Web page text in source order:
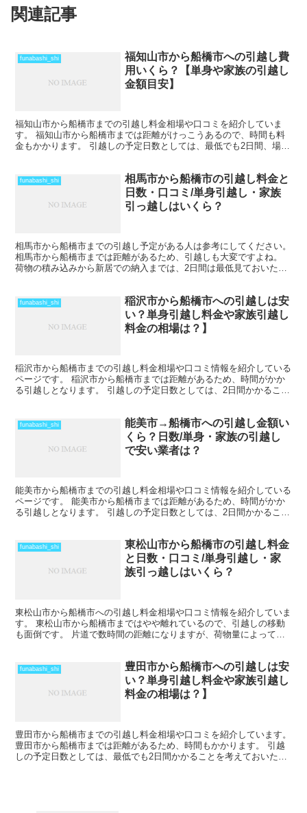
関連記事
funabashi_shi
福知山市から船橋市への引越し費
用いくら？【単身や家族の引越し
金額目安】
福知山市から船橋市までの引越し料金相場や口コミを紹介していま
す。 福知山市から船橋市までは距離がけっこうあるので、時間も料
金もかかります。 引越しの予定日数としては、最低でも2日間、場合
funabashi_shi
相馬市から船橋市の引越し料金と
日数・口コミ/単身引越し・家族
引っ越しはいくら？
相馬市から船橋市までの引越し予定がある人は参考にしてください。
相馬市から船橋市までは距離があるため、引越しも大変ですよね。
荷物の積み込みから新居での納入までは、2日間は最低見ておいた方
funabashi_shi
稲沢市から船橋市への引越しは安
い？単身引越し料金や家族引越し
料金の相場は？】
稲沢市から船橋市までの引越し料金相場や口コミ情報を紹介している
ページです。 稲沢市から船橋市までは距離があるため、時間がかか
る引越しとなります。 引越しの予定日数としては、2日間かかること
funabashi_shi
能美市→船橋市への引越し金額い
くら？日数/単身・家族の引越し
で安い業者は？
能美市から船橋市までの引越し料金相場や口コミ情報を紹介している
ページです。 能美市から船橋市までは距離があるため、時間がかか
る引越しとなります。 引越しの予定日数としては、2日間かかること
funabashi_shi
東松山市から船橋市の引越し料金
と日数・口コミ/単身引越し・家
族引っ越しはいくら？
東松山市から船橋市への引越し料金相場や口コミ情報を紹介していま
す。 東松山市から船橋市まではやや離れているので、引越しの移動
も面倒です。 片道で数時間の距離になりますが、荷物量によっては
funabashi_shi
豊田市から船橋市への引越しは安
い？単身引越し料金や家族引越し
料金の相場は？】
豊田市から船橋市までの引越し料金相場や口コミを紹介しています。
豊田市から船橋市までは距離があるため、時間もかかります。 引越
しの予定日数としては、最低でも2日間かかることを考えておいた方